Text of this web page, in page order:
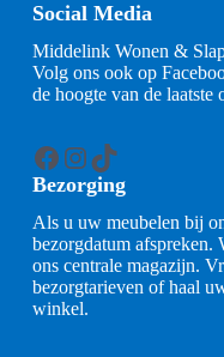
Social Media
Middelink Wonen &
Volg ons ook op
de hoogte van de
Facebook
Instagram
TikTok
Bezorging
Als u uw meubelen bij
bezorgdatum afspreken.
ons centrale magazijn.
bezorgtarieven of haal
winkel.